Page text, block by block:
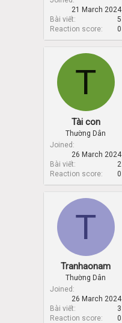
21 March 2024
Bài viết
5
Reaction score
0
T
Tài con
Thường Dân
Joined
26 March 2024
Bài viết
2
Reaction score
0
T
Tranhaonam
Thường Dân
Joined
26 March 2024
Bài viết
3
Reaction score
0